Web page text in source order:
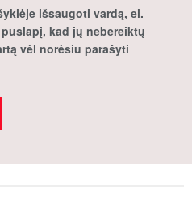
išsaugoti vardą, el.
kad jų nebereiktų
vėl norėsiu parašyti